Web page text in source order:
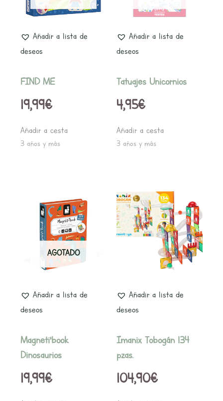
Añadir a lista de
deseos
FIND ME
19,99€
Añadir a cesta
3 años y más
Añadir a lista de
deseos
Tatuajes Unicornios
4,95€
Añadir a cesta
3 años y más
AGOTADO
Añadir a lista de
deseos
Magneti’book
Dinosaurios
19,99€
Añadir a lista de
deseos
Imanix Tobogán 134
pzas.
104,90€